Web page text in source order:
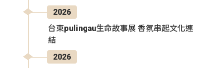
2026
台東pulingau生命故事展 香氛串起文化連
結
2026